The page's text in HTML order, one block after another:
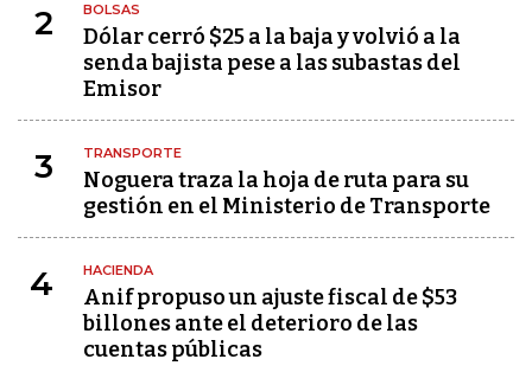
2 BOLSAS
Dólar cerró $25 a la baja y volvió a la
senda bajista pese a las subastas del
Emisor
3 TRANSPORTE
Noguera traza la hoja de ruta para su
gestión en el Ministerio de Transporte
4 HACIENDA
Anif propuso un ajuste fiscal de $53
billones ante el deterioro de las
cuentas públicas